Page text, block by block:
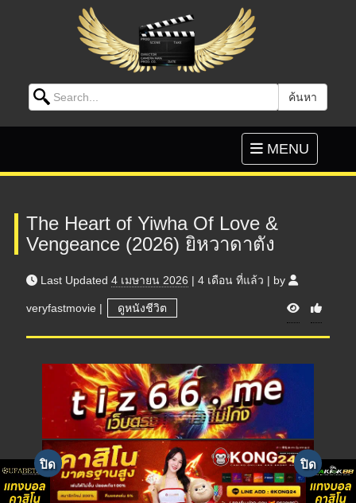
Search for: ค้นหา
Toggle
navigation
MENU
The Heart of Yiwha Of Love &
Vengeance (2026) ยิหวาดาตัง
Last Updated 4 เมษายน 2026 | 4 เดือน ที่แล้ว | by
veryfastmovie | ดูหนังชีวิต V
i
e